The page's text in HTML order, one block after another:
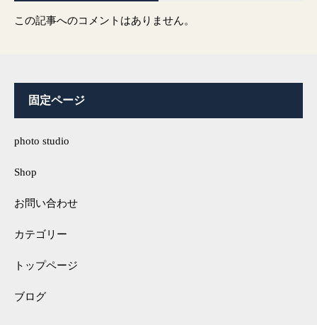
この記事へのコメントはありません。
固定ページ
photo studio
Shop
お問い合わせ
カテゴリー
トップページ
ブログ